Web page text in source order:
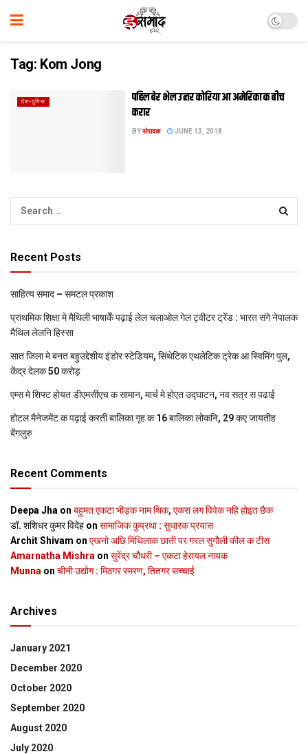
Tag: Kom Jong
देश-दुनिया
पहिल बेर भेल उत्‍तर कोरिया आ अमेरिका क बीच
करार
BYसंपादक JUNE 13, 2018
Recent Posts
साहित्य समाद – समटल प्रकाश
प्राथमिक शि‍क्षा मे मैथि‍ली भाषाकेँ पढ़ाई लेल चलाओल गेल ट्वीटर ट्रेंड : भारत संगे नेपालक
मैथिल लेलनि हिस्सा
सात जिला मे बनत बहुउद्देशीय इंडोर स्‍टेडि‍यम, सिंथेटिक एथलेटिक ट्रेक आ स्विमिंग पुल,
केंद्र देलक 50 करोड़
एम्स मे शिफ्ट होयत डीएमसीएच क सामान, मार्च मे होएत उद्घाटन, नव सत्र स पढाई
होटल मैनेजमेंट क पढ़ाई करती बालिका गृह क 16 बालिका लोकनि, 29 कए जायतीह
बेंगलुरु
Recent Comments
Deepa Jha on बहुमत एकटा भीड़क नाम थिक, एकरा लग विवेक नहि होइत छैक
डॉ. शशिधर कुमर विदेह on सामाजिक कुप्रथा : सुधारक प्रयास
Archit Shivam on एखनो अछि मिथिलाक छाती पर गरल सुगौली कील क टीस
Amarnatha Mishra on सुरेंद्र चौधरी – एकटा हेरायल नायक
Munna on चीनी उद्योग : मिठगर स्‍मरण, तितगर सच्‍चाई
Archives
January 2021
December 2020
October 2020
September 2020
August 2020
July 2020